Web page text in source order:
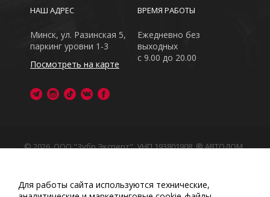
ВРЕМЯ РАБОТЫ
Ежедневно без
выходных
с 9.00 до 20.00
НАШ АДРЕС
Минск, ул. Разинская 5,
паркинг уровни 1-3
Посмотреть на карте
© 2026, ООО "Зубр Эксперт", УНП 193801908. ® АВТОДОМ
сайт носит исключительно информационный характер
Для работы сайта используются технические,